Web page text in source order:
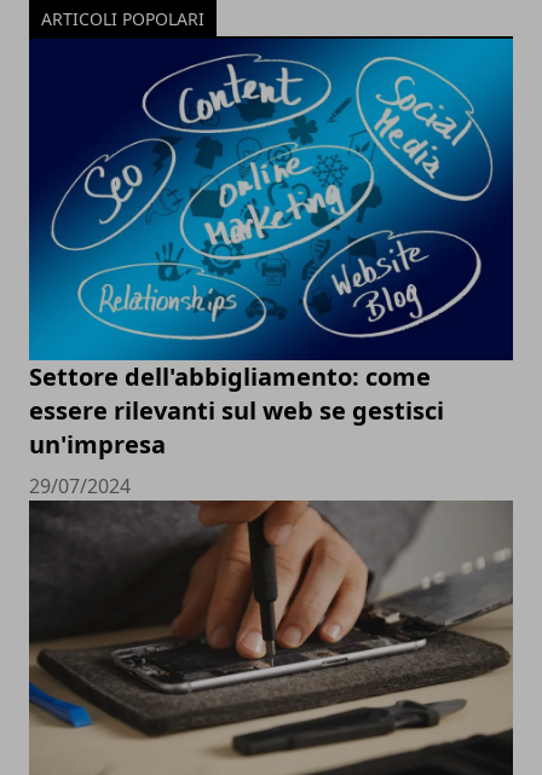
ARTICOLI POPOLARI
Settore dell'abbigliamento: come
essere rilevanti sul web se gestisci
un'impresa
29/07/2024